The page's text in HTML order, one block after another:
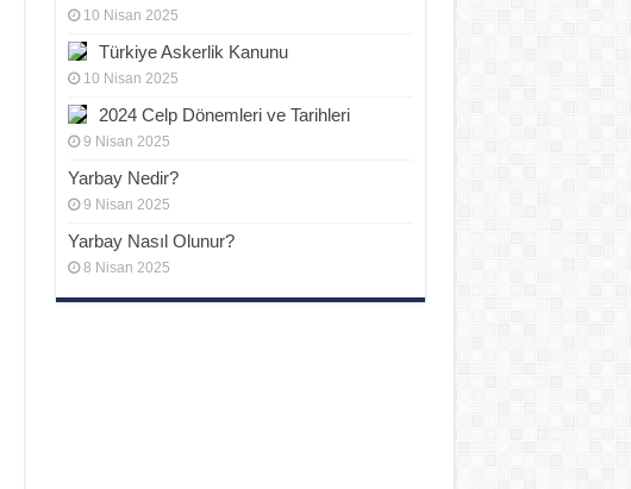
10 Nisan 2025
Türkiye Askerlik Kanunu
10 Nisan 2025
2024 Celp Dönemleri ve Tarihleri
9 Nisan 2025
Yarbay Nedir?
9 Nisan 2025
Yarbay Nasıl Olunur?
8 Nisan 2025